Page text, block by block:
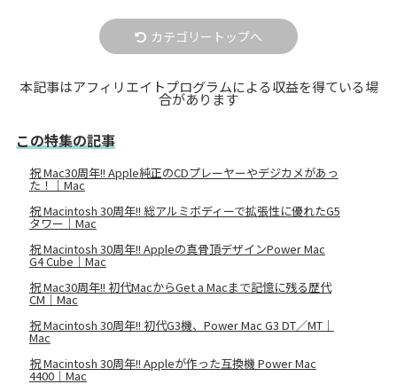
カテゴリートップへ
本記事はアフィリエイトプログラムによる収益を得ている場
合があります
この特集の記事
祝 Mac30周年!! Apple純正のCDプレーヤーやデジカメがあっ
た！｜Mac
祝 Macintosh 30周年!! 総アルミボディーで拡張性に優れたG5
タワー｜Mac
祝 Macintosh 30周年!! Appleの真骨頂デザインPower Mac
G4 Cube｜Mac
祝 Mac30周年!! 初代MacからGet a Macまで記憶に残る歴代
CM｜Mac
祝 Macintosh 30周年!! 初代G3機、Power Mac G3 DT／MT｜
Mac
祝 Macintosh 30周年!! Appleが作った互換機 Power Mac
4400｜Mac